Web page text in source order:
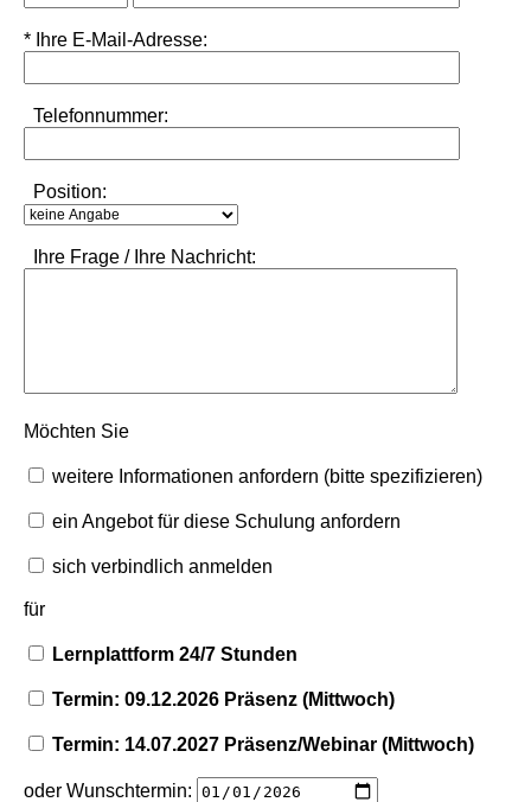
* Ihre E-Mail-Adresse:
Telefonnummer:
Position:
Ihre Frage / Ihre Nachricht:
Möchten Sie
weitere Informationen anfordern (bitte spezifizieren)
ein Angebot für diese Schulung anfordern
sich verbindlich anmelden
für
Lernplattform 24/7 Stunden
Termin: 09.12.2026 Präsenz (Mittwoch)
Termin: 14.07.2027 Präsenz/Webinar (Mittwoch)
oder Wunschtermin: